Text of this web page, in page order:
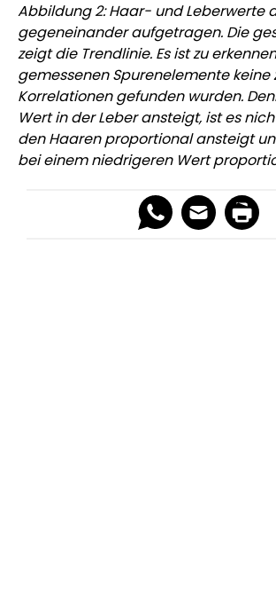
Abbildung 2: Haar- und Leberwerte
gegeneinander aufgetragen. Die
zeigt die Trendlinie. Es ist zu
gemessenen Spurenelemente keine
Korrelationen gefunden wurden.
Wert in der Leber ansteigt, ist es
den Haaren proportional ansteigt
bei einem niedrigeren Wert